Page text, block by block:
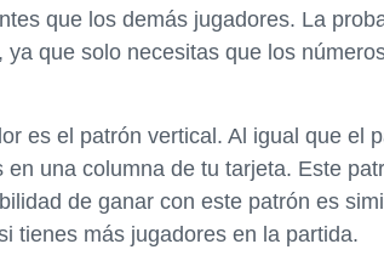
que los demás jugadores. La
ya que solo necesitas que los
es el patrón vertical. Al igual que el
en una columna de tu tarjeta. Este
de ganar con este patrón es
tienes más jugadores en la partida.